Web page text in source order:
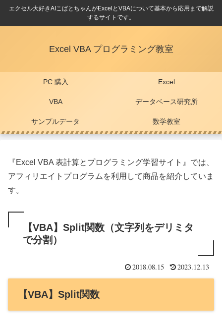
エクセル大好きAIこばとちゃんがExcelとVBAについて基本から応用まで解説
するサイトです。
Excel VBA プログラミング教室
PC 購入 Excel
VBA データベース研究所
サンプルデータ 数学教室
『Excel VBA 表計算とプログラミング学習サイト』では、
アフィリエイトプログラムを利用して商品を紹介していま
す。
【VBA】Split関数（文字列をデリミタ
で分割）
2018.08.15 2023.12.13
【VBA】Split関数